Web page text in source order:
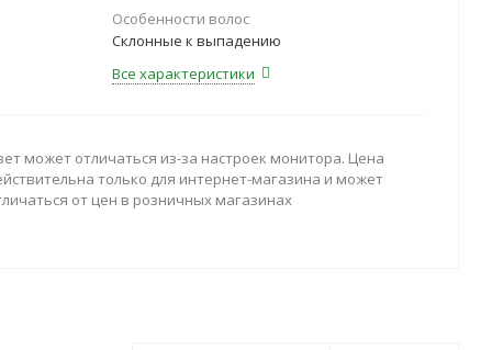
Особенности волос
Склонные к выпадению
Все характеристики
может отличаться из-за настроек монитора. Цена
только для интернет-магазина и может
от цен в розничных магазинах